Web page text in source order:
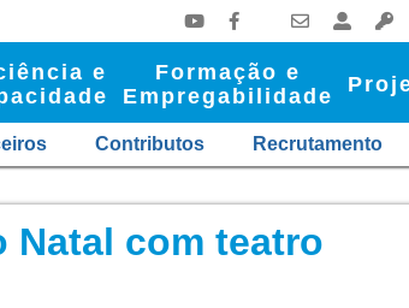
e
Formação e
Empregabilidade
Contributos Recrutamento
Natal com teatro